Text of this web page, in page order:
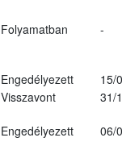
Folyamatban -
Engedélyezett
15/
Visszavont
31/
Engedélyezett 06/